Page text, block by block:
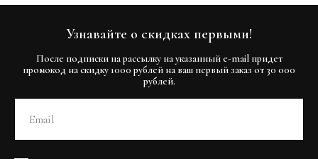
Узнавайте о скидках первыми!
После подписки на рассылку на указанный e-mail придет
промокод на скидку 1000 рублей на ваш первый заказ от 30 000
рублей.